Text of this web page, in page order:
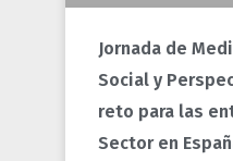
Jornada de
Social y
reto para las
Sector en